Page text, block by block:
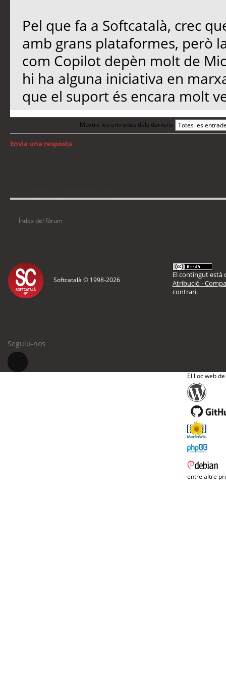
Pel que fa a Softcatalà, crec
amb grans plataformes, però
com Copilot depèn molt de
hi ha alguna iniciativa en
que el suport és encara molt
Mostra les entrades dels darrers:
Envia una resposta
Índex del fòrum
Softcatalà © 1998-2026
El contingut està
Atribució -
contrari.
Seguiu-nos
El lloc web
entre altre